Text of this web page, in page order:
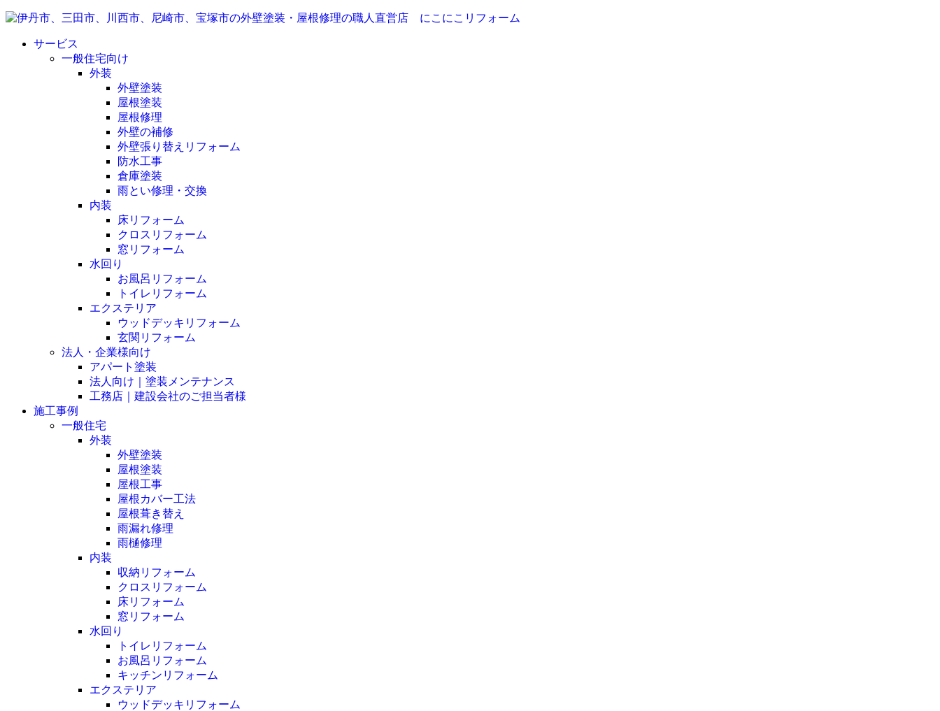
サービス
一般住宅向け
外装
外壁塗装
屋根塗装
屋根修理
外壁の補修
外壁張り替えリフォーム
防水工事
倉庫塗装
雨とい修理・交換
内装
床リフォーム
クロスリフォーム
窓リフォーム
水回り
お風呂リフォーム
トイレリフォーム
エクステリア
ウッドデッキリフォーム
玄関リフォーム
法人・企業様向け
アパート塗装
法人向け｜塗装メンテナンス
工務店｜建設会社のご担当者様
施工事例
一般住宅
外装
外壁塗装
屋根塗装
屋根工事
屋根カバー工法
屋根葺き替え
雨漏れ修理
雨樋修理
内装
収納リフォーム
クロスリフォーム
床リフォーム
窓リフォーム
水回り
トイレリフォーム
お風呂リフォーム
キッチンリフォーム
エクステリア
ウッドデッキリフォーム